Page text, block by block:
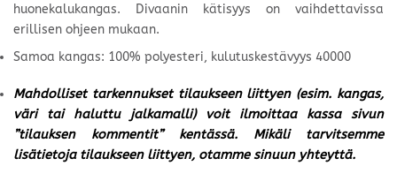
huonekalukangas. Divaanin kätisyys on vaihdettavissa
erillisen ohjeen mukaan.
Samoa kangas: 100% polyesteri, kulutuskestävyys 40000
Mahdolliset tarkennukset tilaukseen liittyen (esim. kangas,
väri tai haluttu jalkamalli) voit ilmoittaa kassa sivun
”tilauksen kommentit” kentässä. Mikäli tarvitsemme
lisätietoja tilaukseen liittyen, otamme sinuun yhteyttä.